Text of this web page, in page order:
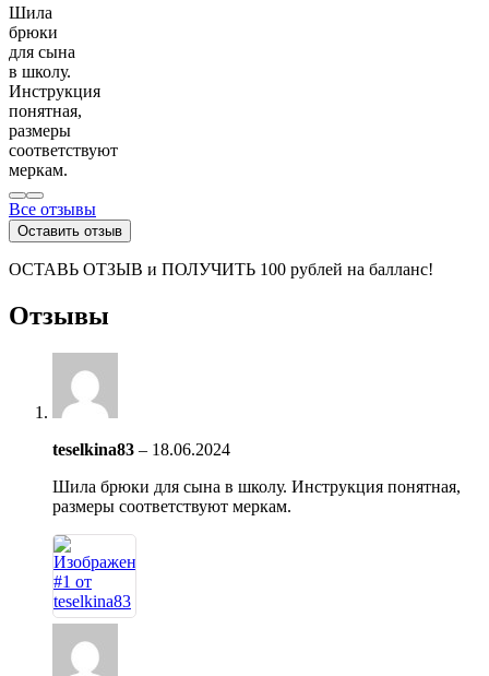
Шила
брюки
для сына
в школу.
Инструкция
понятная,
размеры
соответствуют
меркам.
Все отзывы
Оставить отзыв
ОСТАВЬ ОТЗЫВ и ПОЛУЧИТЬ 100 рублей на балланс!
Отзывы
teselkina83 – 18.06.2024
Шила брюки для сына в школу. Инструкция понятная,
размеры соответствуют меркам.